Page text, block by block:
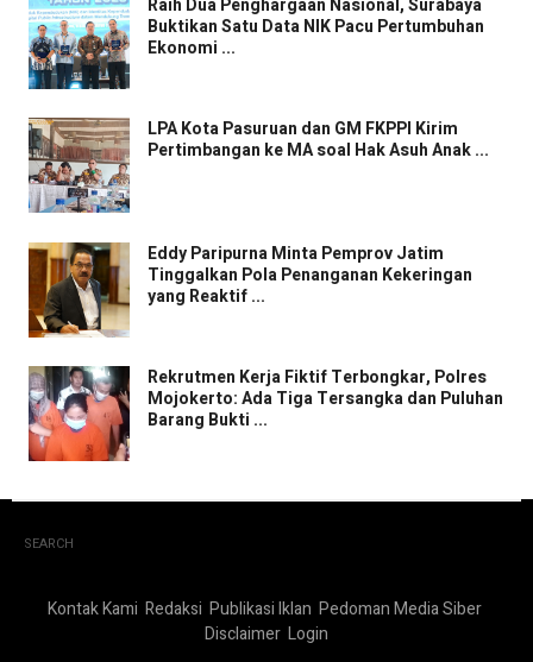
Buktikan Satu Data NIK Pacu Pertumbuhan
Ekonomi ...
LPA Kota Pasuruan dan GM FKPPI Kirim
Pertimbangan ke MA soal Hak Asuh Anak ...
Eddy Paripurna Minta Pemprov Jatim
Tinggalkan Pola Penanganan Kekeringan
yang Reaktif ...
Rekrutmen Kerja Fiktif Terbongkar, Polres
Mojokerto: Ada Tiga Tersangka dan Puluhan
Barang Bukti ...
SEARCH
Kontak Kami Redaksi Publikasi Iklan Pedoman Media Siber
Disclaimer Login